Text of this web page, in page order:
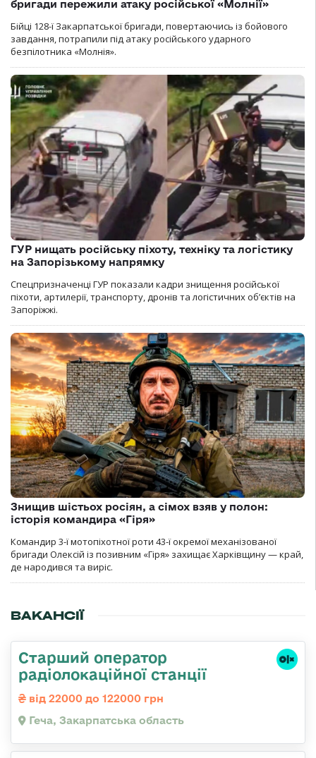
бригади пережили атаку російської «Молнії»
Бійці 128-ї Закарпатської бригади, повертаючись із бойового
завдання, потрапили під атаку російського ударного
безпілотника «Молнія».
ГУР нищать російську піхоту, техніку та логістику
на Запорізькому напрямку
Спецпризначенці ГУР показали кадри знищення російської
піхоти, артилерії, транспорту, дронів та логістичних об’єктів на
Запоріжжі.
Знищив шістьох росіян, а сімох взяв у полон:
історія командира «Гіря»
Командир 3-ї мотопіхотної роти 43-ї окремої механізованої
бригади Олексій із позивним «Гіря» захищає Харківщину — край,
де народився та виріс.
ВАКАНСІЇ
Старший оператор
радіолокаційної станції
від 22000 до 122000 грн
Геча, Закарпатська область